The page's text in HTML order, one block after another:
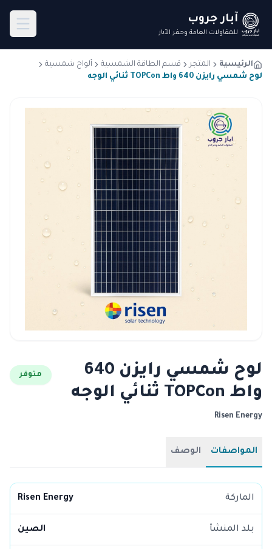
آبار جروب
للمقاولات العامة وحفر الآبار
الرئيسية المتجر قسم الطاقة الشمسية
ألواح شمسية
لوح شمسي رايزن 640 واط TOPCon ثنائي الوجه
لوح شمسي رايزن 640
واط TOPCon ثنائي الوجه
متوفر
Risen Energy
المواصفات الوصف
الماركة Risen Energy
بلد المنشأ الصين